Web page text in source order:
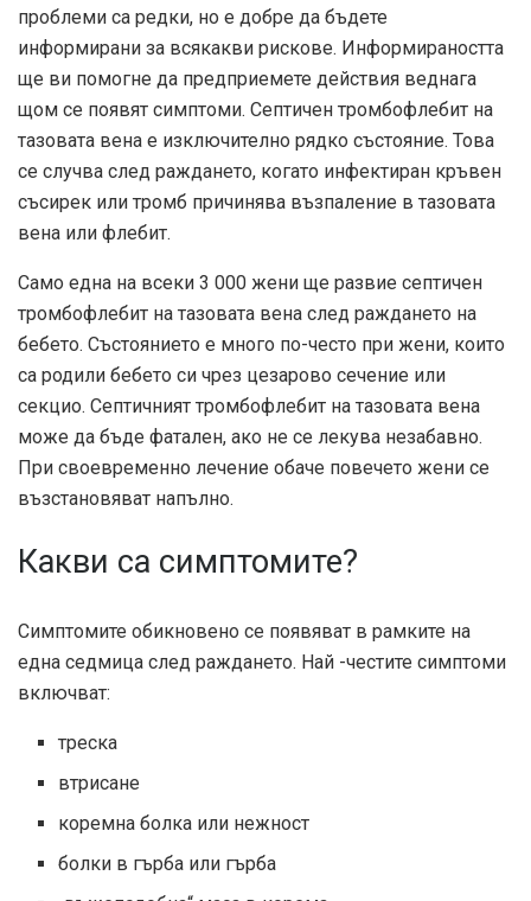
проблеми са редки, но е добре да бъдете
информирани за всякакви рискове. Информираността
ще ви помогне да предприемете действия веднага
щом се появят симптоми. Септичен тромбофлебит на
тазовата вена е изключително рядко състояние. Това
се случва след раждането, когато инфектиран кръвен
съсирек или тромб причинява възпаление в тазовата
вена или флебит.
Само една на всеки 3 000 жени ще развие септичен
тромбофлебит на тазовата вена след раждането на
бебето. Състоянието е много по-често при жени, които
са родили бебето си чрез цезарово сечение или
секцио. Септичният тромбофлебит на тазовата вена
може да бъде фатален, ако не се лекува незабавно.
При своевременно лечение обаче повечето жени се
възстановяват напълно.
Какви са симптомите?
Симптомите обикновено се появяват в рамките на
една седмица след раждането. Най -честите симптоми
включват:
треска
втрисане
коремна болка или нежност
болки в гърба или гърба